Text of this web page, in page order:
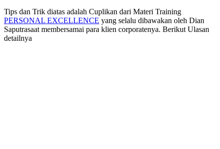
Tips dan Trik diatas adalah Cuplikan dari Materi Training
PERSONAL EXCELLENCE yang selalu dibawakan oleh Dian
Saputrasaat membersamai para klien corporatenya. Berikut Ulasan
detailnya